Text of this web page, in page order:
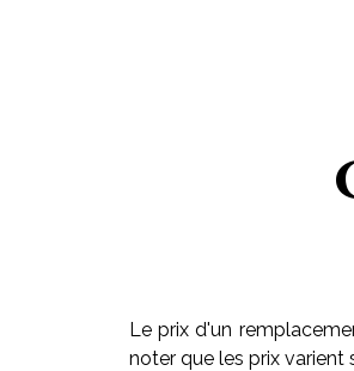
Le prix d'un
noter que les prix